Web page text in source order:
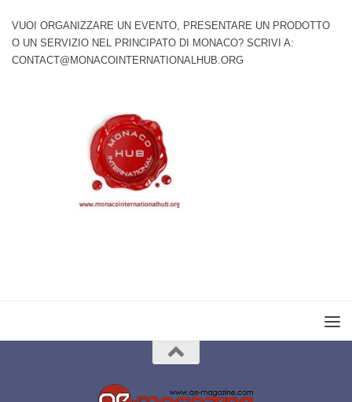
VUOI ORGANIZZARE UN EVENTO, PRESENTARE UN PRODOTTO
O UN SERVIZIO NEL PRINCIPATO DI MONACO? SCRIVI A:
CONTACT@MONACOINTERNATIONALHUB.ORG